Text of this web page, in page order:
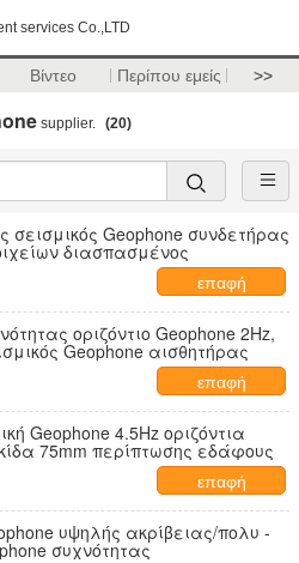
services Co.,LTD
Βίντεο Περίπου εμείς >>
supplier. (20)
σεισμικός Geophone συνδετήρας
διασπασμένος
επαφή
οριζόντιο Geophone 2Hz,
Geophone αισθητήρας
επαφή
Geophone 4.5Hz οριζόντια
75mm περίπτωσης εδάφους
επαφή
υψηλής ακρίβειας/πολυ -
συχνότητας